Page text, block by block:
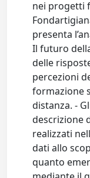
nei progetti
presenta
Il futuro
delle
percezioni
formazione
distanza. -
descrizione
realizzati
dati allo
quanto